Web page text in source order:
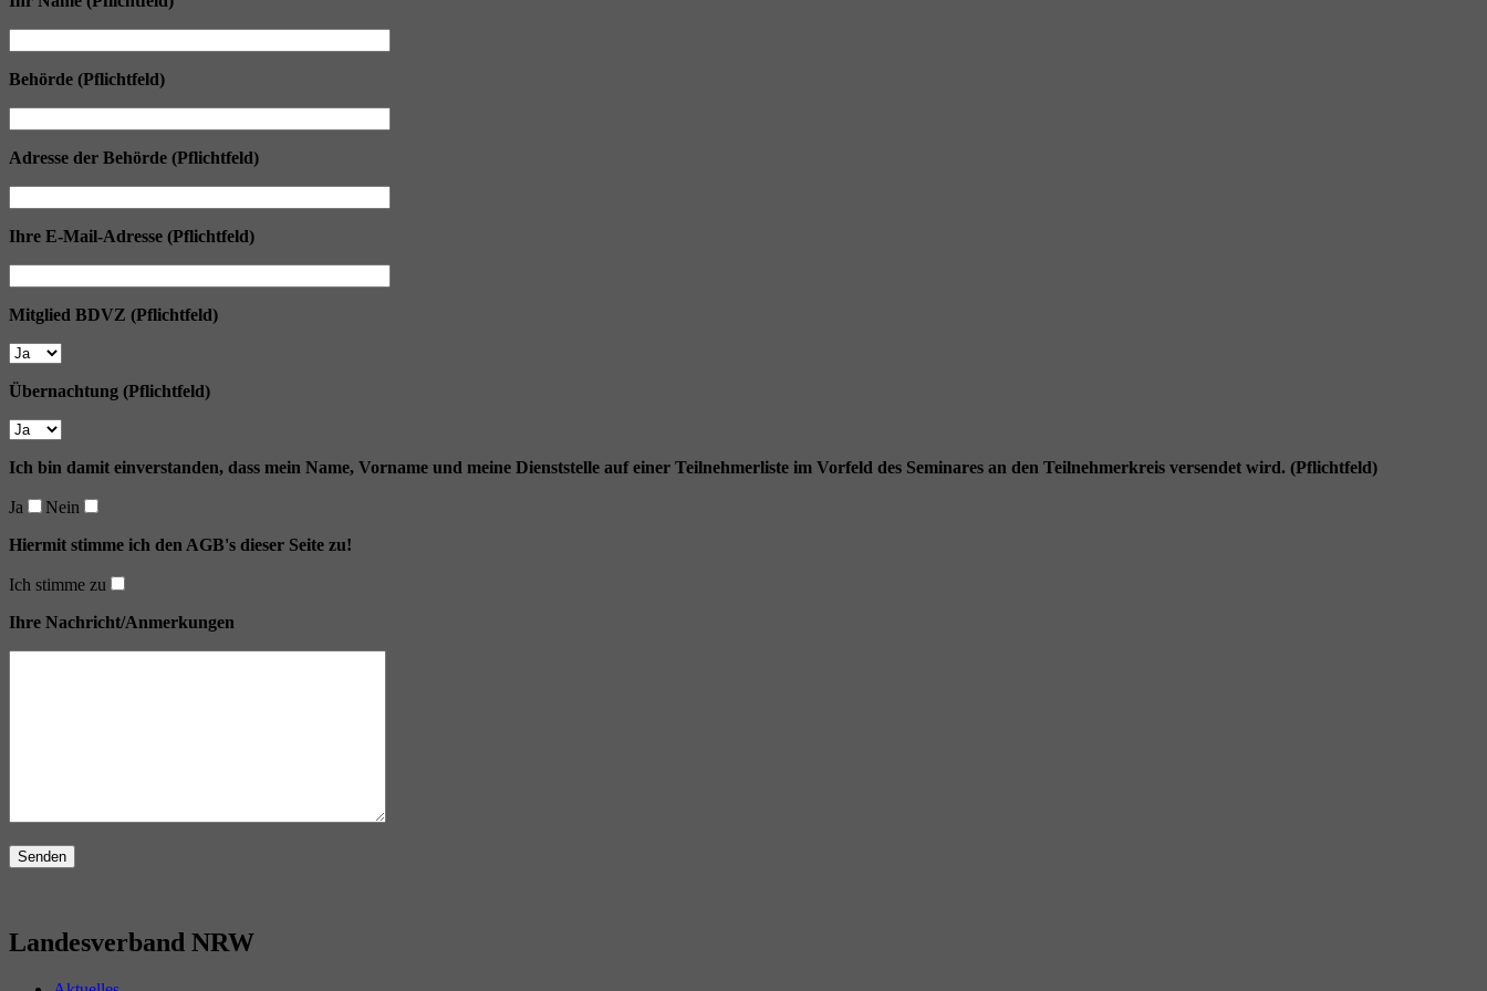
Behörde (Pflichtfeld)
Adresse der Behörde (Pflichtfeld)
Ihre E-Mail-Adresse (Pflichtfeld)
Mitglied BDVZ (Pflichtfeld)
Übernachtung (Pflichtfeld)
Ich bin damit einverstanden, dass mein Name, Vorname und meine Dienststelle auf einer Teilnehmerliste im Vorfeld des Seminares an den Teilnehmerkreis versendet wird. (Pflichtfeld)
Ja
Nein
Hiermit stimme ich den AGB's dieser Seite zu!
Ich stimme zu
Ihre Nachricht/Anmerkungen
Landesverband NRW